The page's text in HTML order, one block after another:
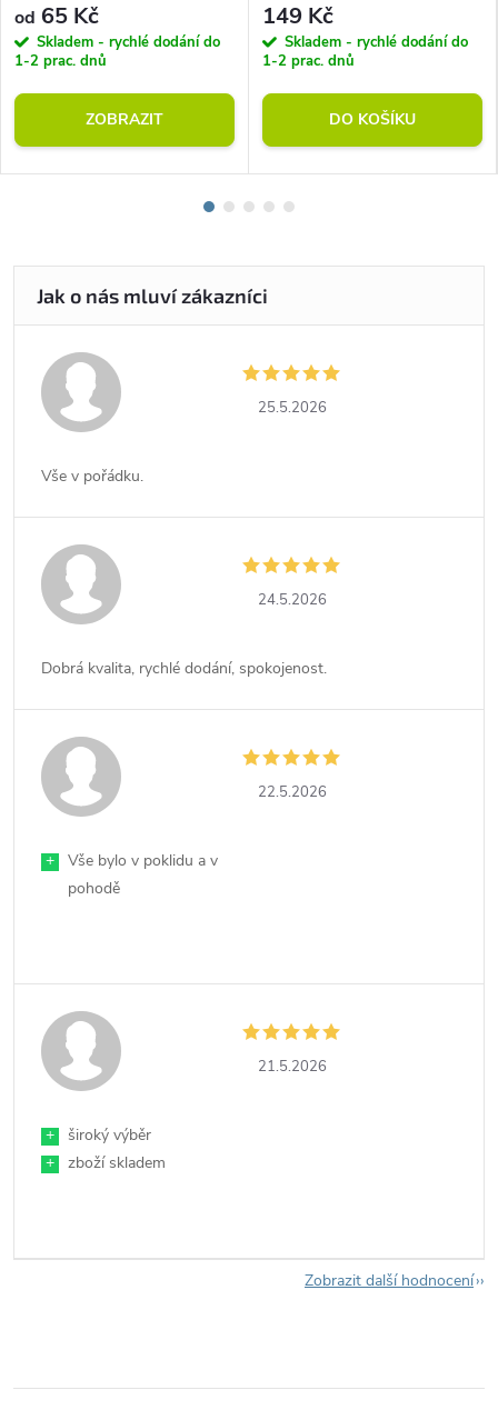
od 65 Kč
Skladem - rychlé dodání do
1-2 prac. dnů
ZOBRAZIT
149 Kč
Skladem - rychlé dodání do
1-2 prac. dnů
DO KOŠÍKU
25.5.2026
Vše v pořádku.
24.5.2026
Dobrá kvalita, rychlé dodání, spokojenost.
22.5.2026
+
Vše bylo v poklidu a v
pohodě
21.5.2026
+
široký výběr
+
zboží skladem
Zobrazit další hodnocení